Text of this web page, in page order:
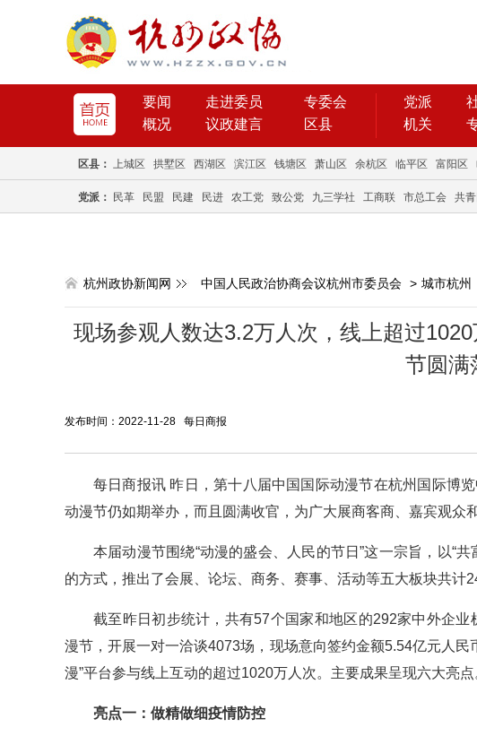
要闻 走进委员
专委会
概况
议政建言 区县
党派
机关
区县： 上城区 拱墅区 西湖区 滨江区 钱塘区 萧山区 余杭区 临平区 富阳区
党派： 民革 民盟 民建 民进 农工党 致公党 九三学社 工商联 市总工会 共青
杭州政协新闻网 中国人民政治协商会议杭州市委员会 > 城市杭州
现场参观人数达3.2万人次，线上超过
节圆满
发布时间：2022-11-28 每日商报
每日商报讯 昨日，第十八届中国国际动漫节在杭州国际博
动漫节仍如期举办，而且圆满收官，为广大展商客商、嘉宾观众
本届动漫节围绕“动漫的盛会、人民的节日”这一宗旨，以“
的方式，推出了会展、论坛、商务、赛事、活动等五大板块共计
截至昨日初步统计，共有57个国家和地区的292家中外企
漫节，开展一对一洽谈4073场，现场意向签约金额5.54亿元人
漫”平台参与线上互动的超过1020万人次。主要成果呈现六大亮点
亮点一：做精做细疫情防控